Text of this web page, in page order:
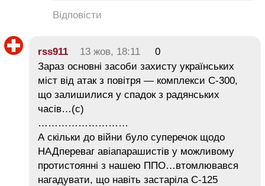
Відповісти
rss911 13 жов, 18:11
0
Зараз основні засоби захисту українських
міст від атак з повітря — комплекси С-300,
що залишилися у спадок з радянських
часів…(с)
………………………
А скільки до війни було суперечок щодо
НАДпереваг авіапарашистів у можливому
протистоянні з нашею ППО…втомлювався
нагадувати, що навіть застаріла С-125